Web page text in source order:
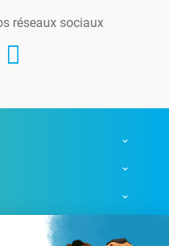
réseaux sociaux